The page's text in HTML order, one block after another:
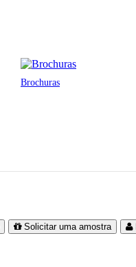
Brochuras
Solicitar uma amostra